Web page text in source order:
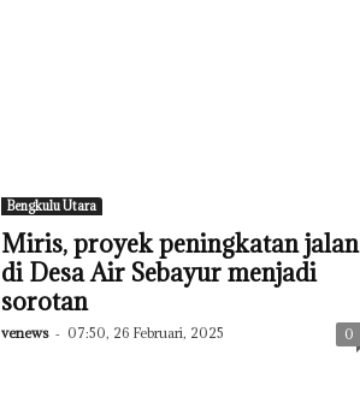
Bengkulu Utara
Miris, proyek peningkatan jalan
di Desa Air Sebayur menjadi
sorotan
venews - 07:50, 26 Februari, 2025 0